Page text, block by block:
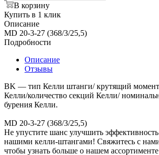
В корзину
Купить в 1 клик
Описание
MD 20-3-27 (368/3/25,5)
Подробности
Описание
Отзывы
BK — тип Келли штанги/ крутящий
Келли/количество секций Келли/
бурения Келли.
MD 20-3-27 (368/3/25,5)
Не упустите шанс улучшить
нашими келли-штангами! Свяжитесь с
чтобы узнать больше о нашем ассортименте